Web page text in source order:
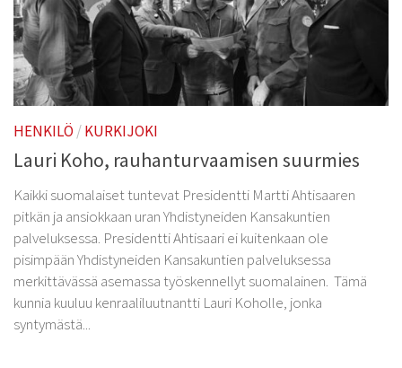
HENKILÖ /KURKIJOKI
Lauri Koho, rauhanturvaamisen suurmies
Kaikki suomalaiset tuntevat Presidentti Martti Ahtisaaren
pitkän ja ansiokkaan uran Yhdistyneiden Kansakuntien
palveluksessa. Presidentti Ahtisaari ei kuitenkaan ole
pisimpään Yhdistyneiden Kansakuntien palveluksessa
merkittävässä asemassa työskennellyt suomalainen. Tämä
kunnia kuuluu kenraaliluutnantti Lauri Koholle, jonka
syntymästä...